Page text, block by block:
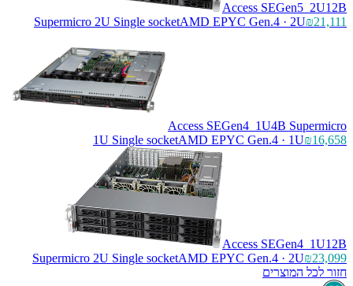
Access SEGen5_2U12B
Supermicro 2U Single socketAMD EPYC Gen.4 · 2U₪21,111
Access SEGen4_1U4B Supermicro
1U Single socketAMD EPYC Gen.4 · 1U₪16,658
Access SEGen4_1U12B
Supermicro 2U Single socketAMD EPYC Gen.4 · 2U₪23,099
חזור לכל המוצרים